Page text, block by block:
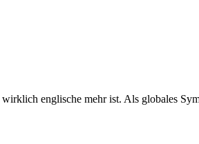
englische mehr ist. Als globales